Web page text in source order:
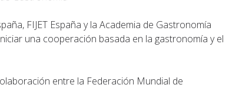
FIJET España y la Academia de Gastronomía
una cooperación basada en la gastronomía y el
entre la Federación Mundial de